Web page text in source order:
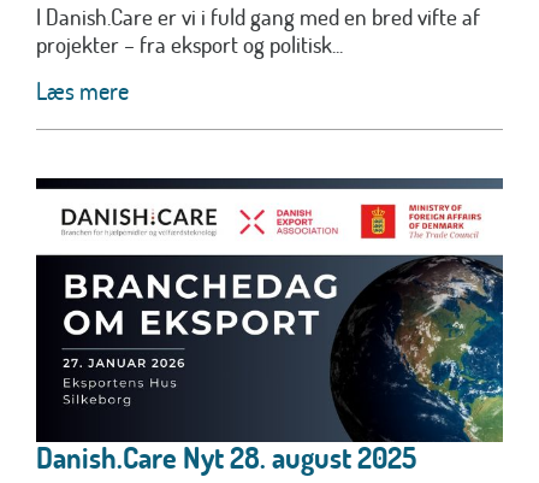
I Danish.Care er vi i fuld gang med en bred vifte af
projekter – fra eksport og politisk...
Læs mere
Danish.Care Nyt 28. august 2025